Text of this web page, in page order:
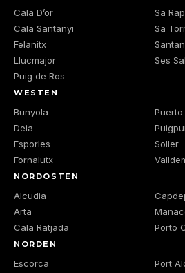
Cala D’or
Cala Santanyi
Felanitx
Llucmajor
Puig de Ros
Sa
Sa
Ses
WESTEN
Bunyola
Deia
Esporles
Fornalutx
Puerto
Soller
NORDOSTEN
Alcudia
Arta
Cala Ratjada
Porto
NORDEN
Escorca
Port